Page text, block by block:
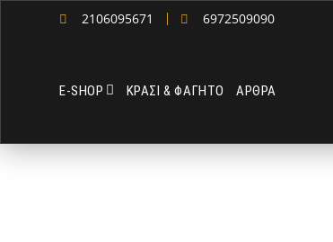
2106095671 6972509090
Ε-SHOP ΚΡΑΣΙ & ΦΑΓΗΤΟ ΑΡΘΡΑ